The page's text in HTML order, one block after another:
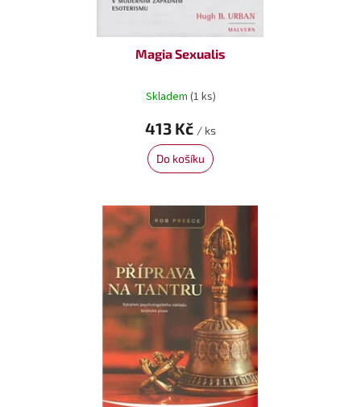
Magia Sexualis
Skladem (1 ks)
413 Kč / ks
Do košíku